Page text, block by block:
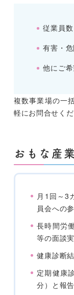
従業員数
有害・
他にご
複数事業場の一
軽にお問合せくだ
おもな産
月1回～3
員会への
長時間労
等の面談
健康診断
定期健康
分）と報